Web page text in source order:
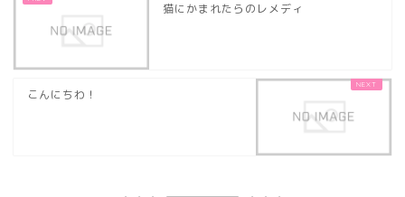
猫にかまれたらのレメディ
こんにちわ！